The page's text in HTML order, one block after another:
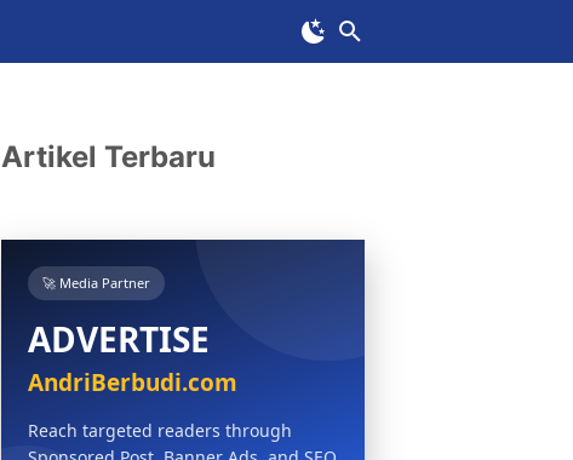
Artikel Terbaru
🚀 Media Partner
ADVERTISE
AndriBerbudi.com
Reach targeted readers through